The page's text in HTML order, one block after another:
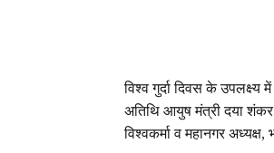
विश्व गुर्दा दिवस के
अतिथि आयुष मंत्री दया शंकर
विश्वकर्मा व महानगर अध्यक्ष,